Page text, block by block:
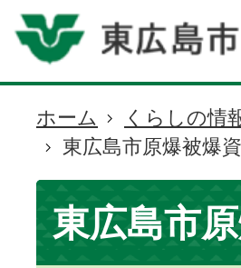
現
在
の
位
置
ホーム くらしの情
東広島市原爆被爆
東広島市